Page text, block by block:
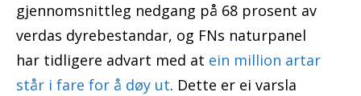
gjennomsnittleg nedgang på 68 prosent av
verdas dyrebestandar, og FNs naturpanel
har tidligere advart med at ein million artar
står i fare for å døy ut. Dette er ei varsla